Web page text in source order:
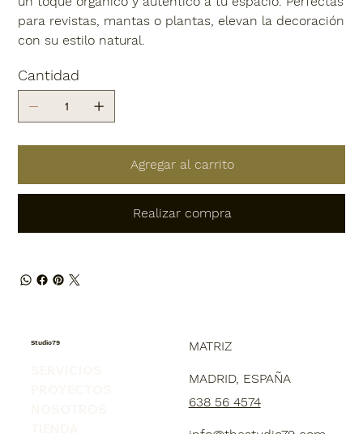
para revistas, mantas o plantas, elevan la decoración
con su estilo natural.
Cantidad
Agregar al carrito
Realizar compra
Studio79 MATRIZ
MADRID, ESPAÑA
638 56 4574